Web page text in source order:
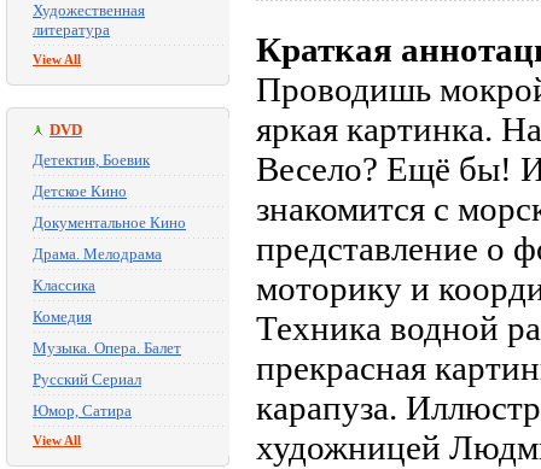
Художественная
литература
View All
DVD
Детектив, Боевик
Детское Кино
Документальное Кино
Драма. Мелодрама
Классика
Комедия
Музыка. Опера. Балет
Русский Сериал
Юмор, Сатира
View All
Краткая
Проводишь
яркая картинка.
Весело? Ещё бы!
знакомится с
представление о
моторику и
Техника водной
прекрасная
карапуза.
художницей